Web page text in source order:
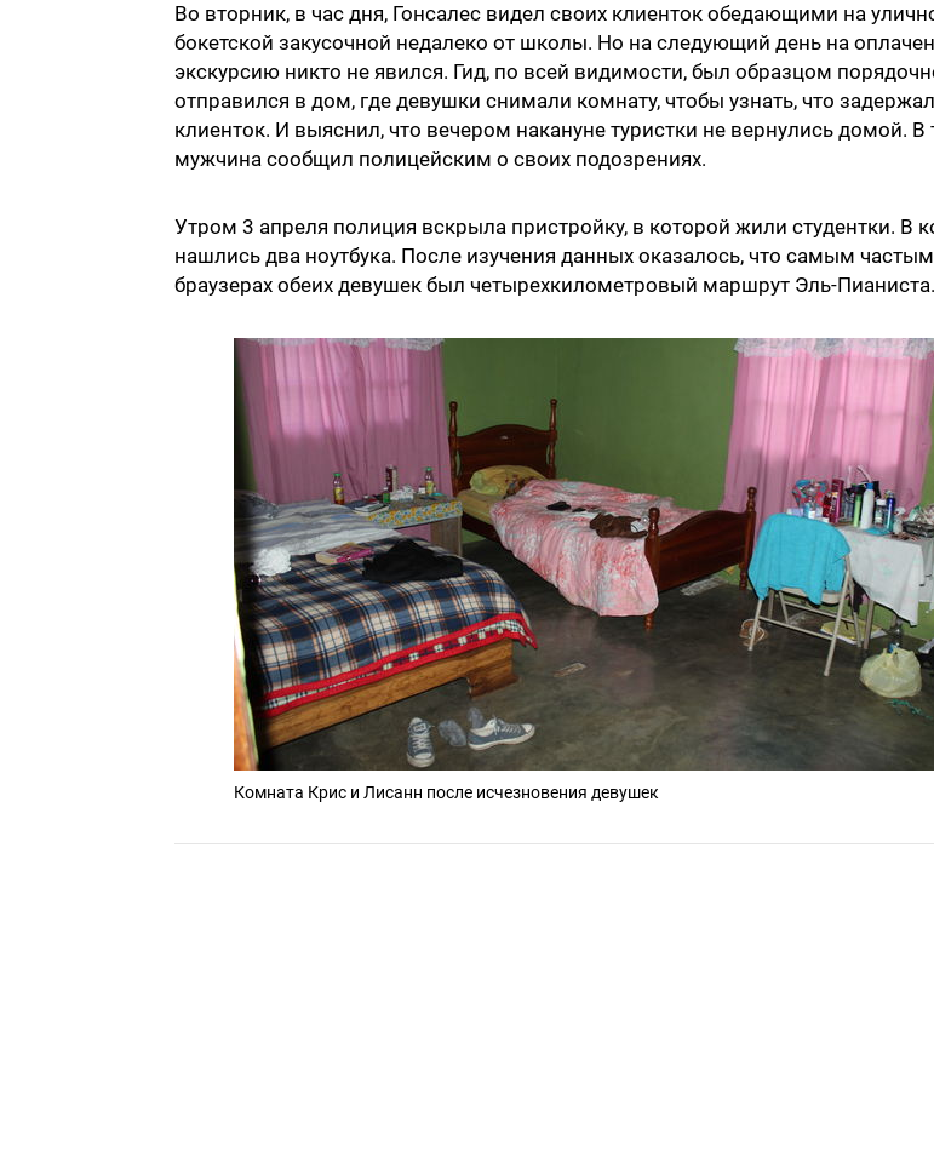
Во вторник, в час дня, Гонсалес видел своих клиенток обедающими на
бокетской закусочной недалеко от школы. Но на следующий день на
экскурсию никто не явился. Гид, по всей видимости, был образцом
отправился в дом, где девушки снимали комнату, чтобы узнать, что
клиенток. И выяснил, что вечером накануне туристки не вернулись домой. В
мужчина сообщил полицейским о своих подозрениях.
Утром 3 апреля полиция вскрыла пристройку, в которой жили студентки. В
нашлись два ноутбука. После изучения данных оказалось, что самым
браузерах обеих девушек был четырехкилометровый маршрут Эль-Пианиста.
Комната Крис и Лисанн после исчезновения девушек